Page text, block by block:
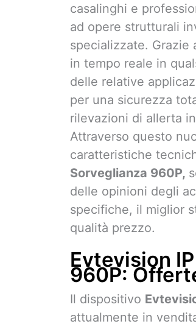
casalinghi e
ad opere strutturali
specializzate. Grazie
in tempo reale in
delle relative
per una sicurezza
rilevazioni di allerta
Attraverso questo
caratteristiche
Sorveglianza 960P,
delle opinioni degli
specifiche, il miglior
qualità prezzo.
Evtevision
960P:
Il dispositivo
attualmente in